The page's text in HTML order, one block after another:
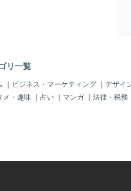
、自己アフィリエイトを実践する
完全解説マニュアル（PDF）をご
ます。しかも、再配布権付きです
あなたがアフィリエイト活動をす
特典としても使えます。たとえ
リ一覧
｜ ビジネス・マーケティング ｜ デザイ
メ・趣味 ｜ 占い ｜ マンガ ｜ 法律・税務